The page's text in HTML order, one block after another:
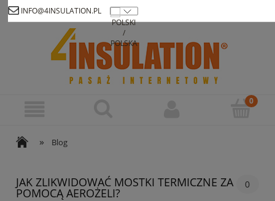
INFO@4INSULATION.PL
Zarejestruj się
» Blog
JAK ZLIKWIDOWAĆ MOSTKI TERMICZNE ZA
POMOCĄ AEROŻELI?
0